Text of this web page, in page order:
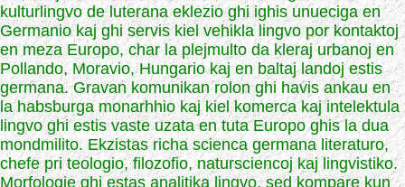
kulturlingvo de luterana eklezio ghi ighis unueciga en
Germanio kaj ghi servis kiel vehikla lingvo por kontaktoj
en meza Europo, char la plejmulto da kleraj urbanoj en
Pollando, Moravio, Hungario kaj en baltaj landoj estis
germana. Gravan komunikan rolon ghi havis ankau en
la habsburga monarhhio kaj kiel komerca kaj intelektula
lingvo ghi estis vaste uzata en tuta Europo ghis la dua
mondmilito. Ekzistas richa scienca germana literaturo,
chefe pri teologio, filozofio, natursciencoj kaj lingvistiko.
Morfologie ghi estas analitika lingvo, sed kompare kun